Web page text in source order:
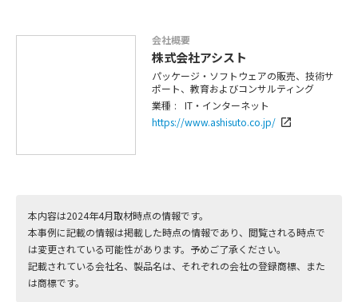
会社概要
株式会社アシスト
パッケージ・ソフトウェアの販売、技術サ
ポート、教育およびコンサルティング
業種 :
IT・インターネット
https://www.ashisuto.co.jp/ launch
本内容は2024年4月取材時点の情報です。
本事例に記載の情報は掲載した時点の情報であり、閲覧される時点で
は変更されている可能性があります。予めご了承ください。
記載されている会社名、製品名は、それぞれの会社の登録商標、また
は商標です。